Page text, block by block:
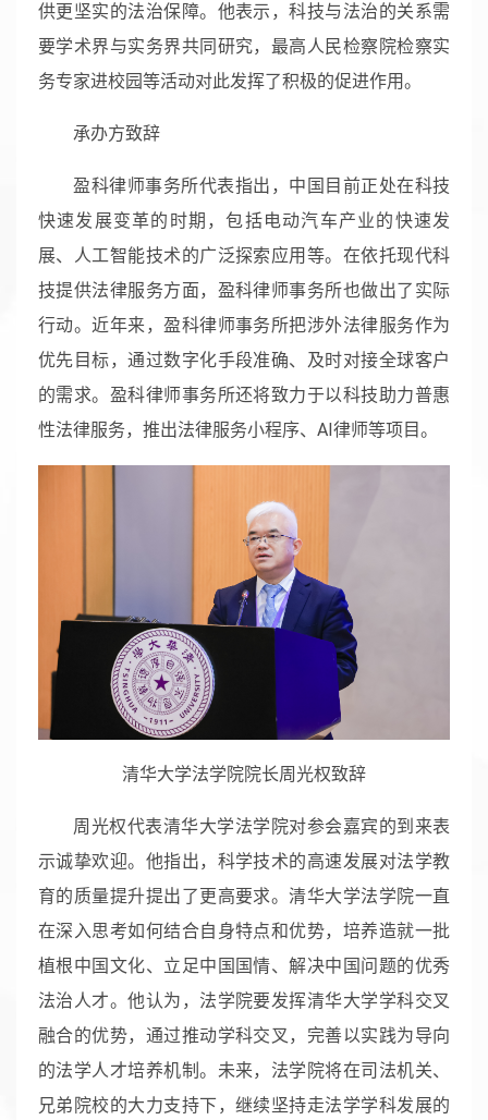
供更坚实的法治保障。他表示，科技与法治的关系需
要学术界与实务界共同研究，最高人民检察院检察实
务专家进校园等活动对此发挥了积极的促进作用。
承办方致辞
盈科律师事务所代表指出，中国目前正处在科技
快速发展变革的时期，包括电动汽车产业的快速发
展、人工智能技术的广泛探索应用等。在依托现代科
技提供法律服务方面，盈科律师事务所也做出了实际
行动。近年来，盈科律师事务所把涉外法律服务作为
优先目标，通过数字化手段准确、及时对接全球客户
的需求。盈科律师事务所还将致力于以科技助力普惠
性法律服务，推出法律服务小程序、AI律师等项目。
清华大学法学院院长周光权致辞
周光权代表清华大学法学院对参会嘉宾的到来表
示诚挚欢迎。他指出，科学技术的高速发展对法学教
育的质量提升提出了更高要求。清华大学法学院一直
在深入思考如何结合自身特点和优势，培养造就一批
植根中国文化、立足中国国情、解决中国问题的优秀
法治人才。他认为，法学院要发挥清华大学学科交叉
融合的优势，通过推动学科交叉，完善以实践为导向
的法学人才培养机制。未来，法学院将在司法机关、
兄弟院校的大力支持下，继续坚持走法学学科发展的